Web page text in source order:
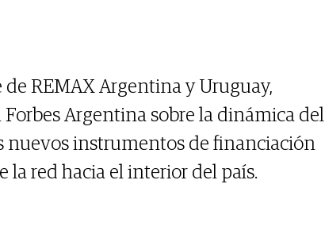
de REMAX Argentina y Uruguay,
Argentina sobre la dinámica del
nuevos instrumentos de financiación
la red hacia el interior del país.